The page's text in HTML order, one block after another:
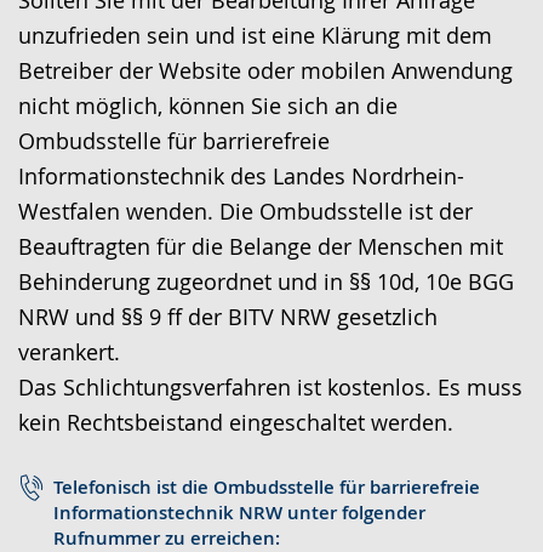
unzufrieden sein und ist eine Klärung mit dem
Betreiber der Website oder mobilen Anwendung
nicht möglich, können Sie sich an die
Ombudsstelle für barrierefreie
Informationstechnik des Landes Nordrhein-
Westfalen wenden. Die Ombudsstelle ist der
Beauftragten für die Belange der Menschen mit
Behinderung zugeordnet und in §§ 10d, 10e BGG
NRW und §§ 9 ff der BITV NRW gesetzlich
verankert.
Das Schlichtungsverfahren ist kostenlos. Es muss
kein Rechtsbeistand eingeschaltet werden.
Telefonisch ist die Ombudsstelle für barrierefreie
Informationstechnik NRW unter folgender
Rufnummer zu erreichen:
e
i
c
h
t
e
n
S
p
r
a
c
h
e
w
v
i
e
r
e
A
u
d
i
o
-
U
n
t
e
i
d
e
o
i
n
D
e
u
t
s
c
h
e
r